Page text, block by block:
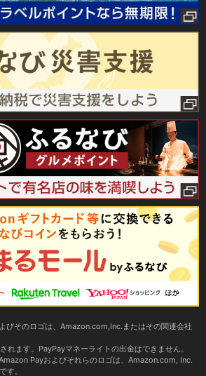
びそのロゴは、Amazon.com,Inc.またはその関連会社
れます。PayPayマネーライトの出金はできません。
Payおよびそれらのロゴは、Amazon.com, Inc.
す。